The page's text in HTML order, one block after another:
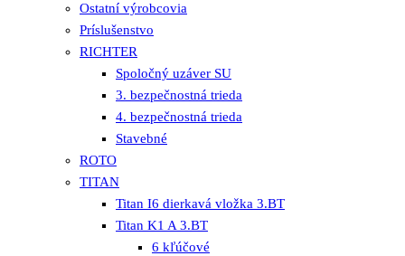
Ostatní výrobcovia
Príslušenstvo
RICHTER
Spoločný uzáver SU
3. bezpečnostná trieda
4. bezpečnostná trieda
Stavebné
ROTO
TITAN
Titan I6 dierkavá vložka 3.BT
Titan K1 A 3.BT
6 kľúčové